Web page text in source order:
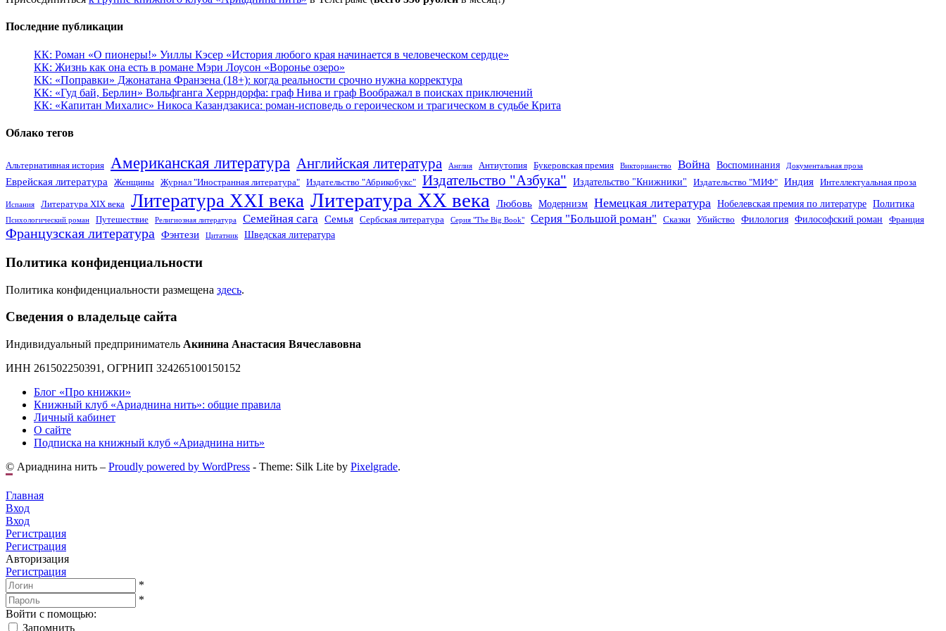
Последние публикации
КК: Роман «О пионеры!» Уиллы Кэсер «История любого края начинается в человеческом сердце»
КК: Жизнь как она есть в романе Мэри Лоусон «Воронье озеро»
КК: «Поправки» Джонатана Франзена (18+): когда реальности срочно нужна корректура
КК: «Гуд бай, Берлин» Вольфганга Херрндорфа: граф Нива и граф Воображал в поисках приключений
КК: «Капитан Михалис» Никоса Казандзакиса: роман-исповедь о героическом и трагическом в судьбе Крита
Облако тегов
Альтернативная история Американская литература Английская литература Англия Антиутопия Букеровская премия Викторианство Война Воспоминания Документальная проза
Еврейская литература Женщины Журнал "Иностранная литература" Издательство "Абрикобукс" Издательство "Азбука" Издательство "Книжники" Издательство "МИФ" Индия Интеллектуальная проза
Испания Литература XIX века Литература XXI века Литература XX века Любовь Модернизм Немецкая литература Нобелевская премия по литературе Политика
Психологический роман Путешествие Религиозная литература Семейная сага Семья Сербская литература Серия "The Big Book" Серия "Большой роман" Сказки Убийство Филология Философский роман Франция
Французская литература Фэнтези Цитатник Шведская литература
Политика конфиденциальности
Политика конфиденциальности размещена здесь.
Сведения о владельце сайта
Индивидуальный предприниматель Акинина Анастасия Вячеславовна
ИНН 261502250391, ОГРНИП 324265100150152
Блог «Про книжки»
Книжный клуб «Ариаднина нить»: общие правила
Личный кабинет
О сайте
Подписка на книжный клуб «Ариаднина нить»
© Ариаднина нить – Proudly powered by WordPress - Theme: Silk Lite by Pixelgrade.
Главная
Вход
Вход
Регистрация
Регистрация
Авторизация
Регистрация
*
*
Войти с помощью:
Запомнить